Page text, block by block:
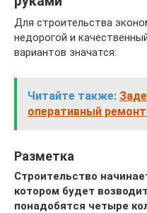
Для строительства
недорогой и
вариантов значатся:
Читайте также:
оперативный
Разметка
Строительство
котором будет
понадобятся четыре